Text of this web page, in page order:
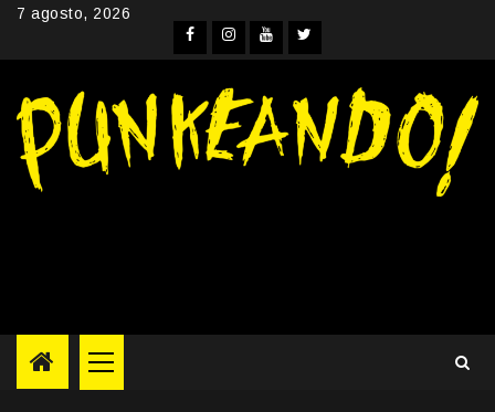
Skip7 agosto, 2026
Facebook
Instagram
YouTube
Twitter
Primary
Menu